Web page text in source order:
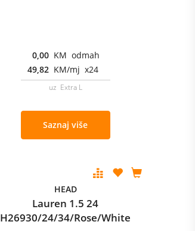
0,00 KM odmah
49,82 KM/mj x24
uz Extra L
Saznaj više
HEAD
Lauren 1.5 24
H26930/24/34/Rose/White